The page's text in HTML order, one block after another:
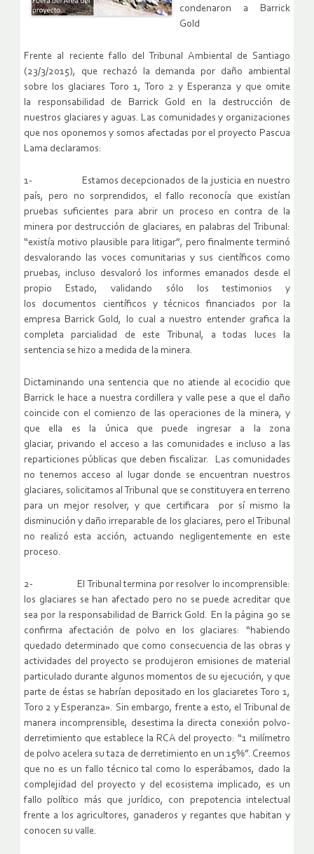
condenaron a Barrick
Gold
Frente al reciente fallo del Tribunal Ambiental de Santiago
(23/3/2015), que rechazó la demanda por daño ambiental
sobre los glaciares Toro 1, Toro 2 y Esperanza y que omite
la responsabilidad de Barrick Gold en la destrucción de
nuestros glaciares y aguas. Las comunidades y organizaciones
que nos oponemos y somos afectadas por el proyecto Pascua
Lama declaramos:
1- Estamos decepcionados de la justicia en nuestro
país, pero no sorprendidos, el fallo reconocía que existían
pruebas suficientes para abrir un proceso en contra de la
minera por destrucción de glaciares, en palabras del Tribunal:
“existía motivo plausible para litigar”, pero finalmente terminó
desvalorando las voces comunitarias y sus científicos como
pruebas, incluso desvaloró los informes emanados desde el
propio Estado, validando sólo los testimonios y
los documentos científicos y técnicos financiados por la
empresa Barrick Gold, lo cual a nuestro entender grafica la
completa parcialidad de este Tribunal, a todas luces la
sentencia se hizo a medida de la minera.
Dictaminando una sentencia que no atiende al ecocidio que
Barrick le hace a nuestra cordillera y valle pese a que el daño
coincide con el comienzo de las operaciones de la minera, y
que ella es la única que puede ingresar a la zona
glaciar, privando el acceso a las comunidades e incluso a las
reparticiones públicas que deben fiscalizar. Las comunidades
no tenemos acceso al lugar donde se encuentran nuestros
glaciares, solicitamos al Tribunal que se constituyera en terreno
para un mejor resolver, y que certificara por sí mismo la
disminución y daño irreparable de los glaciares, pero el Tribunal
no realizó esta acción, actuando negligentemente en este
proceso.
2- El Tribunal termina por resolver lo incomprensible:
los glaciares se han afectado pero no se puede acreditar que
sea por la responsabilidad de Barrick Gold. En la página 90 se
confirma afectación de polvo en los glaciares: “habiendo
quedado determinado que como consecuencia de las obras y
actividades del proyecto se produjeron emisiones de material
particulado durante algunos momentos de su ejecución, y que
parte de éstas se habrían depositado en los glaciaretes Toro 1,
Toro 2 y Esperanza». Sin embargo, frente a esto, el Tribunal de
manera incomprensible, desestima la directa conexión polvo-
derretimiento que establece la RCA del proyecto: “1 milímetro
de polvo acelera su taza de derretimiento en un 15%”. Creemos
que no es un fallo técnico tal como lo esperábamos, dado la
complejidad del proyecto y del ecosistema implicado, es un
fallo político más que jurídico, con prepotencia intelectual
frente a los agricultores, ganaderos y regantes que habitan y
conocen su valle.